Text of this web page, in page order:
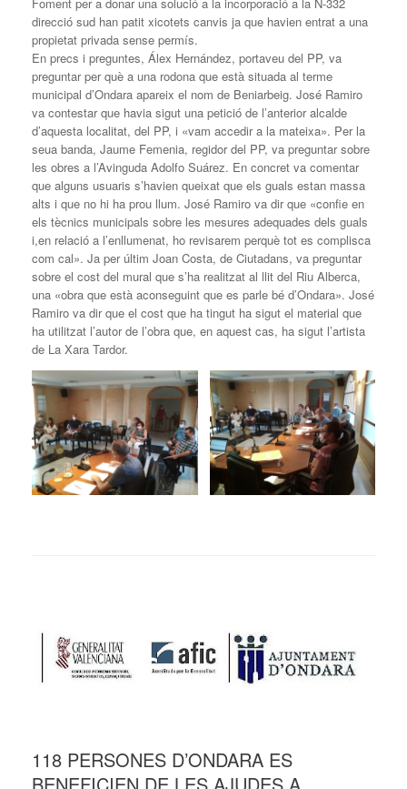
direcció sud han patit xicotets canvis ja que havien entrat a una
propietat privada sense permís.
En precs i preguntes, Álex Hernández, portaveu del PP, va
preguntar per què a una rodona que està situada al terme
municipal d’Ondara apareix el nom de Beniarbeig. José Ramiro
va contestar que havia sigut una petició de l’anterior alcalde
d’aquesta localitat, del PP, i «vam accedir a la mateixa». Per la
seua banda, Jaume Femenia, regidor del PP, va preguntar sobre
les obres a l’Avinguda Adolfo Suárez. En concret va comentar
que alguns usuaris s’havien queixat que els guals estan massa
alts i que no hi ha prou llum. José Ramiro va dir que «confie en
els tècnics municipals sobre les mesures adequades dels guals
i,en relació a l’enllumenat, ho revisarem perquè tot es complisca
com cal». Ja per últim Joan Costa, de Ciutadans, va preguntar
sobre el cost del mural que s’ha realitzat al llit del Riu Alberca,
una «obra que està aconseguint que es parle bé d’Ondara». José
Ramiro va dir que el cost que ha tingut ha sigut el material que
ha utilitzat l’autor de l’obra que, en aquest cas, ha sigut l’artista
de La Xara Tardor.
118 PERSONES D’ONDARA ES